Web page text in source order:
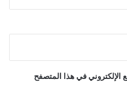
الإلكتروني في هذا المتصفح